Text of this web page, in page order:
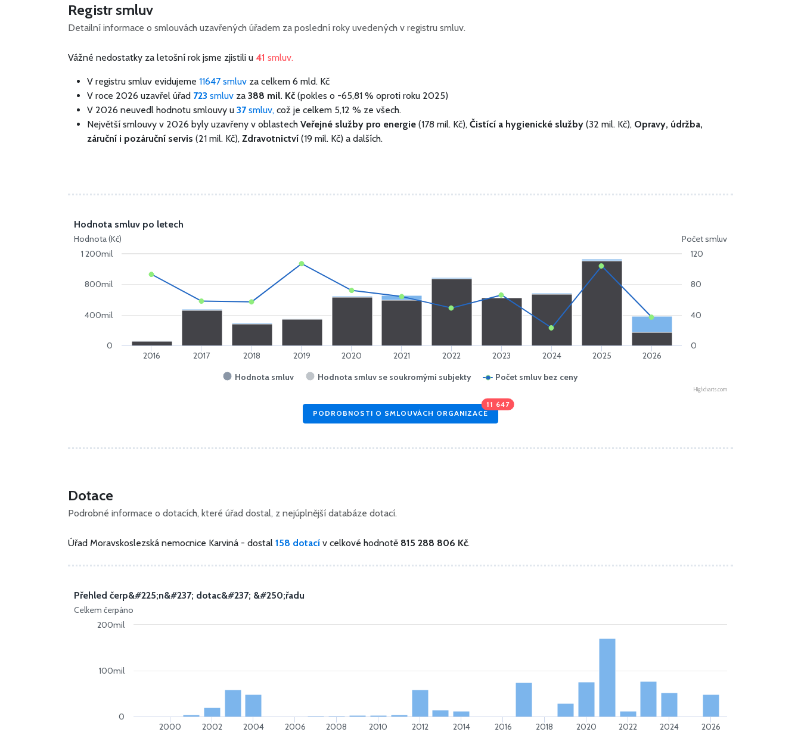
Registr smluv
Detailní informace o smlouvách uzavřených úřadem za poslední roky uvedených v registru smluv.
Vážné nedostatky za letošní rok jsme zjistili u 41 smluv.
V registru smluv evidujeme 11647 smluv za celkem 6 mld. Kč
V roce 2026 uzavřel úřad 723 smluv za 388 mil. Kč (pokles o -65,81 % oproti roku 2025)
V 2026 neuvedl hodnotu smlouvy u 37smluv, což je celkem 5,12 % ze všech.
Největší smlouvy v 2026 byly uzavřeny v oblastech Veřejné služby pro energie (178 mil. Kč), Čistící a hygienické služby (32 mil. Kč), Opravy, údržba,
záruční i pozáruční servis (21 mil. Kč), Zdravotnictví (19 mil. Kč) a dalších.
Hodnota (Kč) Počet smluv
Hodnota smluv po letech
Hodnota smluv Hodnota smluv se soukromými subjekty Počet smluv bez ceny
2016 2017 2018 2019 2020 2021 2022 2023 2024 2025 2026
0
400mil
800mil
1 200mil
0
40
80
120
Highcharts.com
PODROBNOSTI O SMLOUVÁCH ORGANIZACE
11 647
Dotace
Podrobné informace o dotacích, které úřad dostal, z nejúplnější databáze dotací.
Úřad Moravskoslezská nemocnice Karviná - dostal 158 dotací v celkové hodnotě 815 288 806 Kč.
Celkem čerpáno
Přehled čerp&#225;n&#237; dotac&#237; &#250;řadu
2000 2002 2004 2006 2008 2010 2012 2014 2016 2018 2020 2022 2024 2026
0
100mil
200mil